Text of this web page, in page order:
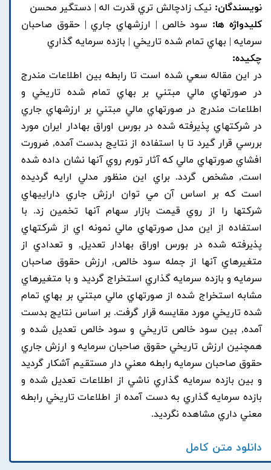
نویسندگان: نيک زادچالش تري قدرت اله | دستگير محسن
کلیدواژه ها: سود خالص | ارزشهاي جاري | حقوق صاحبان
سرمايه | بهاي تمام شده تاريخي | بازده سرمايه گذاري
چکیده:
در اين مقاله سعي شده است تا رابطه بين اطلاعات مندرج
در صورتهاي مالي مبتني بر بهاي تمام شده تاريخي و
اطلاعات مندرج در صورتهاي مالي مبتني بر ارزشهاي جاري
در شرکتهاي پذيرفته شده در بورس اوراق بهادار ايران مورد
بررسي قرار گيرد تا با استفاده از نتايج بدست آمده, ضرورت
افشاي صورتهاي مالي که آثار تورم روي آنها نشان داده شده
است, مشخص گردد. براي اين منظور مدلي ارايه گرديده
است که بر اساس آن مي توان ارزش جاري داراييهاي
شرکتها را از روي قيمت بازار سهام آنها تخمين زد. با
استفاده از اين مدل صورتهاي مالي نمونه اي از شرکتهاي
پذيرفته شده در بورس اوراق بهادار تعديل, و تعدادي از
متغيرهاي آنها از جمله سود خالص, ارزش حقوق صاحبان
سرمايه و بازده سرمايه گذاري استخراج گرديد و با متغيرهاي
مشابه استخراج شده از صورتهاي مالي مبتني بر بهاي تمام
شده تاريخي مورد مقايسه قرار گرفت. بر اساس نتايج بدست
آمده, بين سود خالص تاريخي و سود خالص تعديل شده و
همچنين ارزش تاريخي حقوق صاحبان سرمايه و ارزش جاري
حقوق صاحبان سرمايه رابطه معني دار مستقيم آشکار گرديد
و بين بازده سرمايه گذاري ناشي از اطلاعات تعديل شده و
بازده سرمايه گذاري به دست آمده از اطلاعات تاريخي رابطه
معني داري مشاهده نگرديد.
دانلود متن کامل